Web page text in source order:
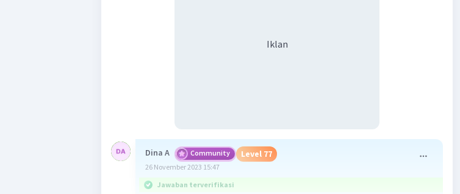
Iklan
Dina A Community Level 77
26 November 2023 15:47
Jawaban terverifikasi